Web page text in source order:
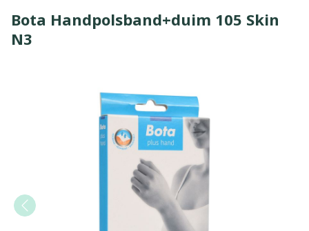
Bota Handpolsband+duim 105 Skin
N3